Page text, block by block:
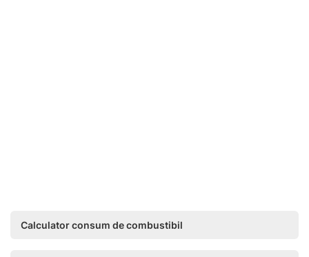
Calculator consum de combustibil